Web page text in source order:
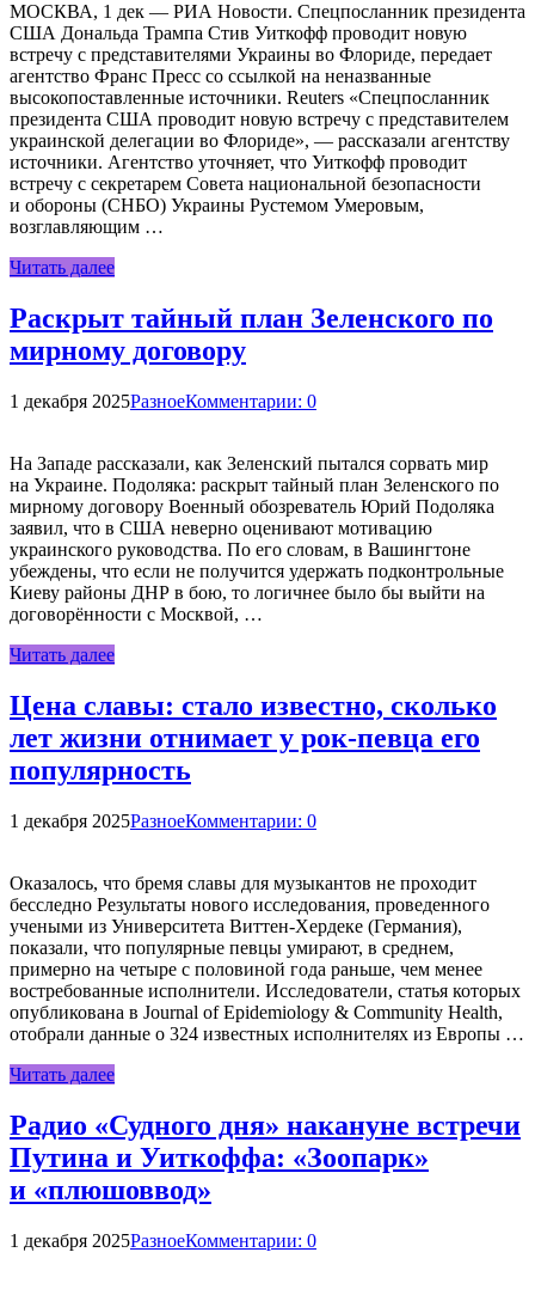
МОСКВА, 1 дек — РИА Новости. Спецпосланник президента
США Дональда Трампа Стив Уиткофф проводит новую
встречу с представителями Украины во Флориде, передает
агентство Франс Пресс со ссылкой на неназванные
высокопоставленные источники. Reuters «Спецпосланник
президента США проводит новую встречу с представителем
украинской делегации во Флориде», — рассказали агентству
источники. Агентство уточняет, что Уиткофф проводит
встречу с секретарем Совета национальной безопасности
и обороны (СНБО) Украины Рустемом Умеровым,
возглавляющим …
Читать далее
Раскрыт тайный план Зеленского по
мирному договору
1 декабря 2025РазноеКомментарии: 0
На Западе рассказали, как Зеленский пытался сорвать мир
на Украине. Подоляка: раскрыт тайный план Зеленского по
мирному договору Военный обозреватель Юрий Подоляка
заявил, что в США неверно оценивают мотивацию
украинского руководства. По его словам, в Вашингтоне
убеждены, что если не получится удержать подконтрольные
Киеву районы ДНР в бою, то логичнее было бы выйти на
договорённости с Москвой, …
Читать далее
Цена славы: стало известно, сколько
лет жизни отнимает у рок-певца его
популярность
1 декабря 2025РазноеКомментарии: 0
Оказалось, что бремя славы для музыкантов не проходит
бесследно Результаты нового исследования, проведенного
учеными из Университета Виттен-Хердеке (Германия),
показали, что популярные певцы умирают, в среднем,
примерно на четыре с половиной года раньше, чем менее
востребованные исполнители. Исследователи, статья которых
опубликована в Journal of Epidemiology & Community Health,
отобрали данные о 324 известных исполнителях из Европы …
Читать далее
Радио «Судного дня» накануне встречи
Путина и Уиткоффа: «Зоопарк»
и «плюшоввод»
1 декабря 2025РазноеКомментарии: 0